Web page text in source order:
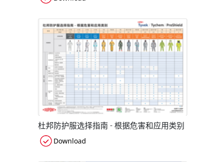
杜邦防护服选择指南 - 根据危害和应用类别
Download